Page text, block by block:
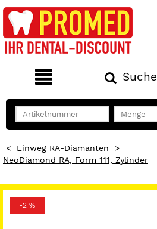
Suche
< Einweg RA-Diamanten
>
NeoDiamond RA, Form 111, Zylinder
-2 %